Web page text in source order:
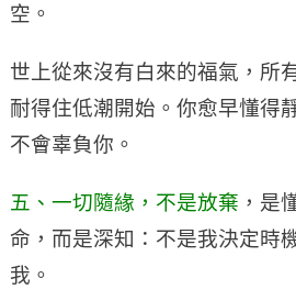
空。
世上從來沒有白來的福氣，所
耐得住低潮開始。你愈早懂得
不會辜負你。
五、一切隨緣，不是放棄 ，是
命，而是深知：不是我決定時
我。